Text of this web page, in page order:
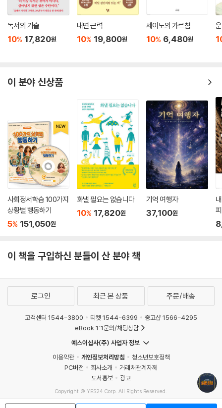
나이팅게일은 이 책의 목적이 ‘우리가 왜 어떤 일은 해내고 어떤 일은 해낼
수 없는지, 왜 지금처럼 살고 있는지, 언제부터 지금 믿고 있는 것을 믿게
된 건지, 어쩌다 지금과 같은 사이클로 일하고 쉬게 된 건지를 알아내는 것
이다’라고 밝힌 바 있다. 한마디로 표현하자면 ‘내가 어떤 사람인지, 어쩌다
을 인용한다. 플라톤 같은 위대한 철학자부터 시작해서 랠프 월도 에머슨,
헨리 데이비드 소로 같은 19세기 초월주의자들, 에이브러햄 매슬로와 칼
로저스 같은 심리학자들, 라파엘전파 화가이자 작가인 윌리엄 모리스, 그
리고 쇼펜하우어와 버트런드 러셀까지 그가 인용하는 선인들의 스펙트럼
의 폭은 경계가 없다. 그만큼 밑줄 그을 문장이 가득하다는 점이 이 책의 가
치를 더한다.
아마존 독자 서평
*****이 책 정말 재미있었어요. 인생의 다양한 상황에 대한 좋은 아이디
어가 담겨 있습니다. 다양한 주제에 대한 좋은 통찰력을 얻을 수 있어서 좋
았습니다.
있는지를 알 수 있습니다. 인생에 대해 진지하게 생각하는 사람이라면 누
구에게나 도움이 될 겁니다.
*****얼 나이팅게일은 확실한 조언을 해줄 뿐만 아니라 항상 그것을 실행
할 수 있는 방법까지 알려줍니다. 그의 글을 읽고 영감을 얻는 것은 기본이
*****얼 나이팅게일은 확실한 조언을 해줄 뿐만 아니라 항상 그것을 실행
할 수 있는 방법을 알려주기 때문에 영감을 주지만 실용적이기도 합니다.
독서의 기술
10% 17,820원
내면 근력
10% 19,800원
세이노의 가르침
10% 6,480원
이 분야 신상품
사회정서학습 100가지
상황별 행동하기
5% 151,050원
화낼 필요는 없습니다
10% 17,820원
기억 여행자
37,100원
이 책을 구입하신 분들이 산 분야 책
로그인 최근 본 상품 주문/배송
고객센터 1544-3800 티켓 1544-6399
중고샵 1566-4295
eBook 1:1문의/채팅상담
예스이십사(주) 사업자 정보
이용약관
개인정보처리방침
청소년보호정책
PC버전
회사소개
거래처관계자께
도서홍보
광고
Copyright © YES24 Corp. All Rights Reserved.